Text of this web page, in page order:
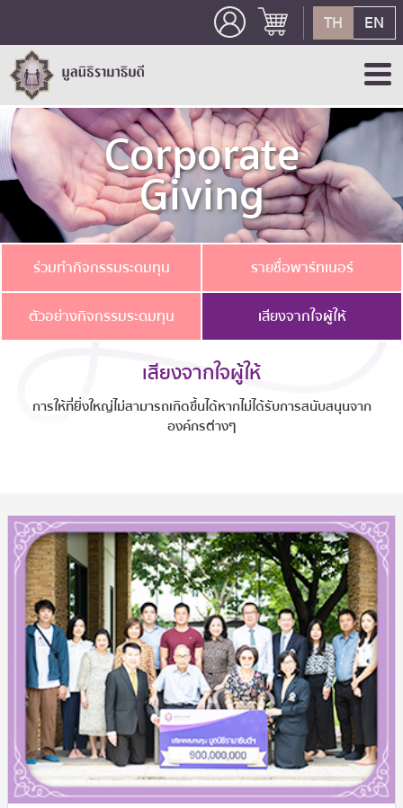
TH EN
Corporate
Giving
ร่วมทำกิจกรรมระดมทุน รายชื่อพาร์ทเนอร์
ตัวอย่างกิจกรรมระดมทุน เสียงจากใจผู้ให้
เสียงจากใจผู้ให้
การให้ที่ยิ่งใหญ่ไม่สามารถเกิดขึ้นได้หากไม่ได้รับการสนับสนุนจาก
องค์กรต่างๆ